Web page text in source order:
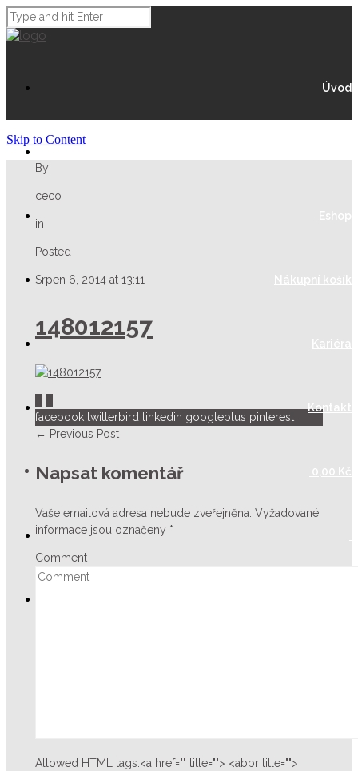
Úvod
Eshop
Nákupní košík
Kariéra
Kontakt
0,00 Kč
Skip to Content
By
ceco
in
Posted
Srpen 6, 2014 at 13:11
148012157
facebook twitterbird linkedin googleplus pinterest
← Previous Post
Napsat komentář
Vaše emailová adresa nebude zveřejněna. Vyžadované
informace jsou označeny *
Comment
Allowed HTML tags:<a href="" title=""> <abbr title="">